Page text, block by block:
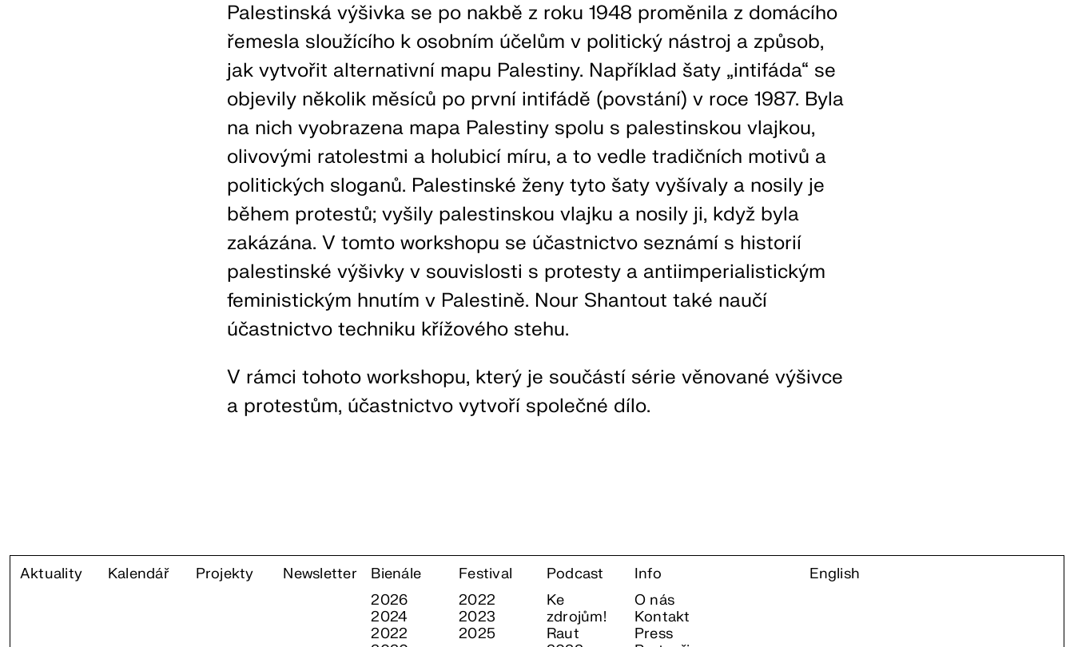
Palestinská výšivka se po nakbě z roku 1948 proměnila z domácího
řemesla sloužícího k osobním účelům v politický nástroj a způsob,
jak vytvořit alternativní mapu Palestiny. Například šaty „intifáda“ se
objevily několik měsíců po první intifádě (povstání) v roce 1987. Byla
na nich vyobrazena mapa Palestiny spolu s palestinskou vlajkou,
olivovými ratolestmi a holubicí míru, a to vedle tradičních motivů a
politických sloganů. Palestinské ženy tyto šaty vyšívaly a nosily je
během protestů; vyšily palestinskou vlajku a nosily ji, když byla
zakázána. V tomto workshopu se účastnictvo seznámí s historií
palestinské výšivky v souvislosti s protesty a antiimperialistickým
feministickým hnutím v Palestině. Nour Shantout také naučí
účastnictvo techniku křížového stehu.
V rámci tohoto workshopu, který je součástí série věnované výšivce
a protestům, účastnictvo vytvoří společné dílo.
Aktuality Kalendář Projekty Newsletter
Bienále
2026
2024
2022
Festival
2022
2023
2025
Podcast
Ke
zdrojům!
Raut
Info
O nás
Kontakt
Press
English